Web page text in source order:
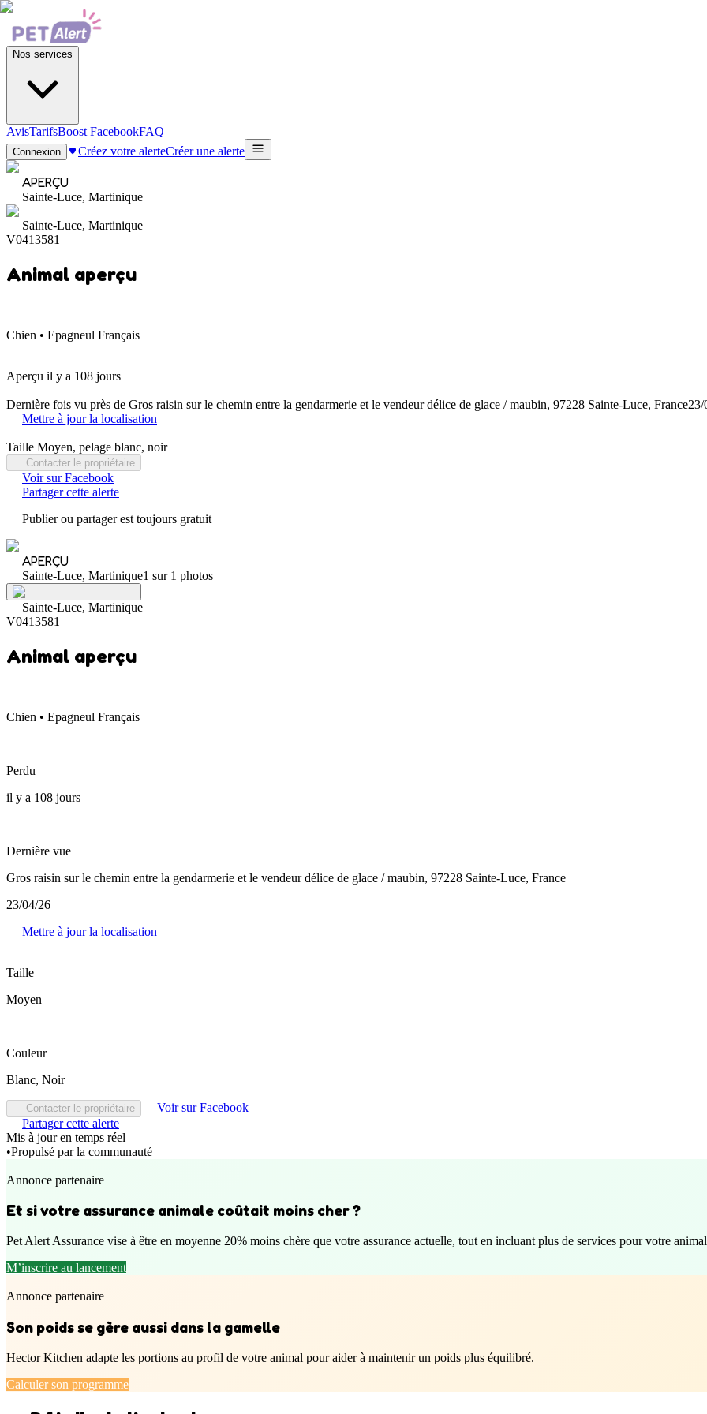
Nos services
AvisTarifsBoost FacebookFAQ
Connexion Créez votre alerteCréer une alerte
APERÇU
Sainte-Luce, Martinique
Sainte-Luce, Martinique
V0413581
Animal aperçu
Chien • Epagneul Français
Aperçu il y a 108 jours
Dernière fois vu près de Gros raisin sur le chemin entre la gendarmerie et le vendeur délice de glace / maubin, 97228 Sainte-Luce, France23/
Mettre à jour la localisation
Taille Moyen, pelage blanc, noir
Contacter le propriétaire
Voir sur Facebook
Partager cette alerte
Publier ou partager est toujours gratuit
APERÇU
Sainte-Luce, Martinique1 sur 1 photos
Sainte-Luce, Martinique
V0413581
Animal aperçu
Chien • Epagneul Français
Perdu
il y a 108 jours
Dernière vue
Gros raisin sur le chemin entre la gendarmerie et le vendeur délice de glace / maubin, 97228 Sainte-Luce, France
23/04/26
Mettre à jour la localisation
Taille
Moyen
Couleur
Blanc, Noir
Contacter le propriétaire
Voir sur Facebook
Partager cette alerte
Mis à jour en temps réel
•Propulsé par la communauté
Annonce partenaire
Et si votre assurance animale coûtait moins cher ?
Pet Alert Assurance vise à être en moyenne 20% moins chère que votre assurance actuelle, tout en incluant plus de services pour votre
M’inscrire au lancement
Annonce partenaire
Son poids se gère aussi dans la gamelle
Hector Kitchen adapte les portions au profil de votre animal pour aider à maintenir un poids plus équilibré.
Calculer son programme